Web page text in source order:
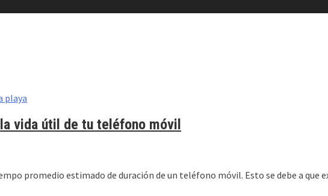
vida útil de tu teléfono móvil
promedio estimado de duración de un teléfono móvil. Esto se debe a que